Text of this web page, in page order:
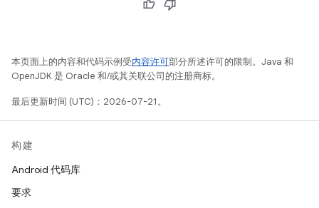
本页面上的内容和代码示例受内容许可部分所述许可的限制。Java 和
OpenJDK 是 Oracle 和/或其关联公司的注册商标。
最后更新时间 (UTC)：2026-07-21。
构建
Android 代码库
要求